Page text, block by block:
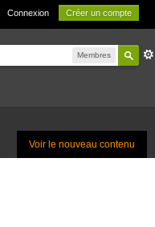
Connexion Créer un compte
Membres
Voir le nouveau contenu